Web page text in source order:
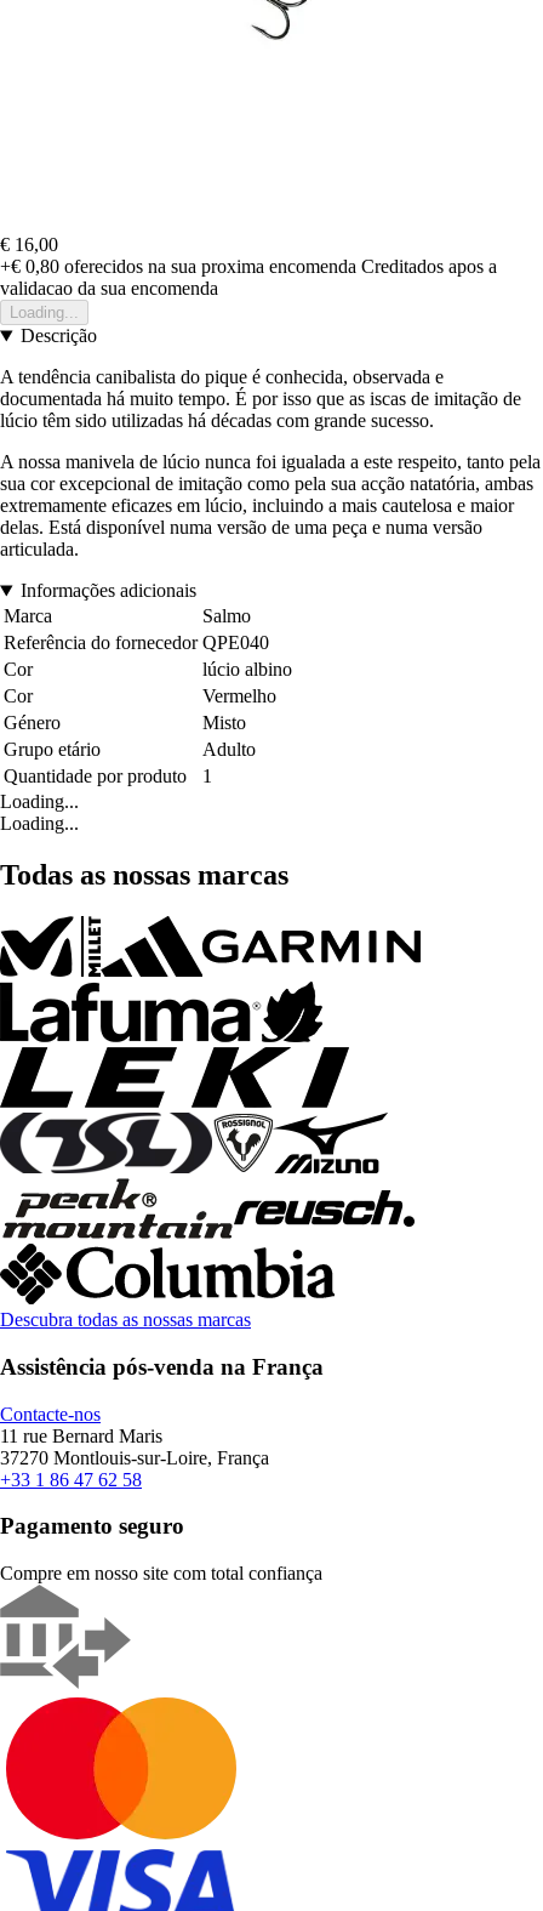
€ 16,00
+€ 0,80 oferecidos na sua proxima encomenda Creditados apos a
validacao da sua encomenda
Loading...
Descrição
A tendência canibalista do pique é conhecida, observada e
documentada há muito tempo. É por isso que as iscas de imitação de
lúcio têm sido utilizadas há décadas com grande sucesso.
A nossa manivela de lúcio nunca foi igualada a este respeito, tanto pela
sua cor excepcional de imitação como pela sua acção natatória, ambas
extremamente eficazes em lúcio, incluindo a mais cautelosa e maior
delas. Está disponível numa versão de uma peça e numa versão
articulada.
Informações adicionais
Marca
Salmo
Referência do fornecedor QPE040
Cor
lúcio albino
Cor
Vermelho
Género
Misto
Grupo etário
Adulto
Quantidade por produto
1
Loading...
Loading...
Todas as nossas marcas
Descubra todas as nossas marcas
Assistência pós-venda na França
Contacte-nos
11 rue Bernard Maris
37270 Montlouis-sur-Loire, França
+33 1 86 47 62 58
Pagamento seguro
Compre em nosso site com total confiança